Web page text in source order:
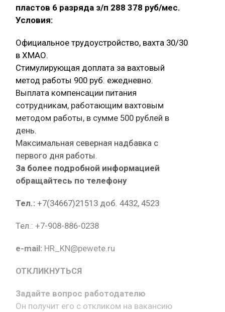
пластов 6 разряда з/п 288 378 руб/мес.
Условия:
Официальное трудоустройство, вахта 30/30
в ХМАО.
Стимулирующая доплата за вахтовый
метод работы 900 руб. ежедневно.
Выплата компенсации питания
сотрудникам, работающим вахтовым
методом работы, в сумме 500 рублей в
день.
Максимальная северная надбавка с
первого дня работы.
За более подробной информацией
обращайтесь по телефону
Тел.: +7(34667)21513 доб. 4432, 4523
Тел.: +7-908-886-0238
e-mail: HR_KN@pewete.ru
ОТКЛИКНУТЬСЯ
Задайте вопрос работодателю
Он получит его с откликом на вакансию